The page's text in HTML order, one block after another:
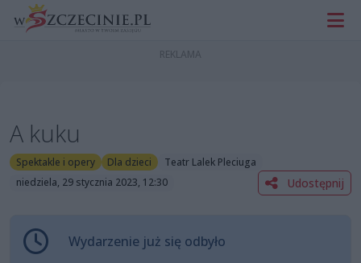
A kuku
Spektakle i opery Dla dzieci
Teatr Lalek Pleciuga
niedziela, 29 stycznia 2023, 12:30
Udostępnij
Wydarzenie już się odbyło